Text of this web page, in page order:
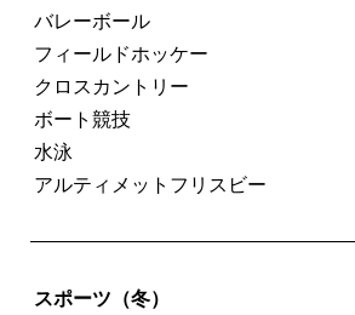
バレーボール
フィールドホッケー
クロスカントリー
ボート競技
水泳
アルティメットフリスビー
スポーツ（冬）